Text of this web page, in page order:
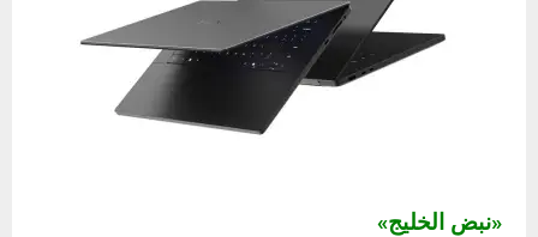
«نبض الخليج»